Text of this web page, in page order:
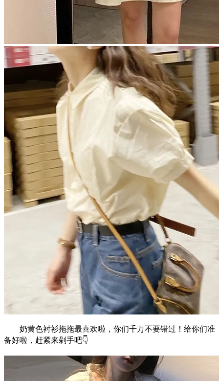
奶黄色衬衫拖拖最喜欢啦，你们千万不要错过！给你们准
备好啦，赶紧来剁手吧👇